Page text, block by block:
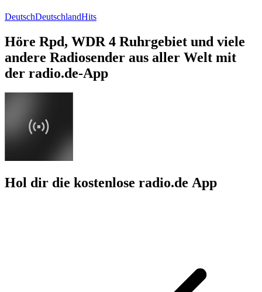
DeutschDeutschlandHits
Höre Rpd, WDR 4 Ruhrgebiet und viele
andere Radiosender aus aller Welt mit
der radio.de-App
Hol dir die kostenlose radio.de App